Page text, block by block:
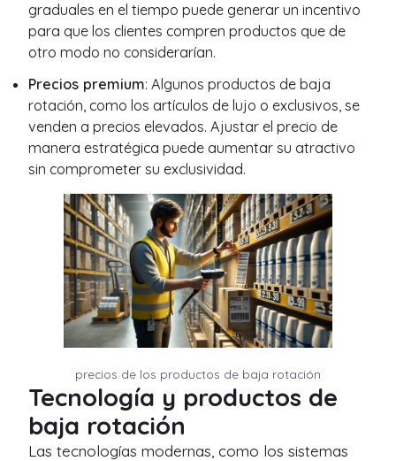
graduales en el tiempo puede generar un incentivo
para que los clientes compren productos que de
otro modo no considerarían.
Precios premium: Algunos productos de baja
rotación, como los artículos de lujo o exclusivos, se
venden a precios elevados. Ajustar el precio de
manera estratégica puede aumentar su atractivo
sin comprometer su exclusividad.
precios de los productos de baja rotación
Tecnología y productos de
baja rotación
Las tecnologías modernas, como los sistemas